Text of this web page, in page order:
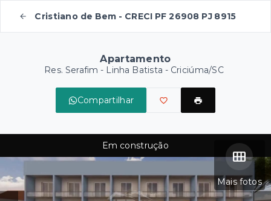
Cristiano de Bem - CRECI PF 26908 PJ 8915
Apartamento
Res. Serafim - Linha Batista - Criciúma/SC
Compartilhar
Mais fotos
Em construção